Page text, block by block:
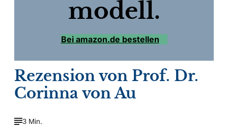
modell.
Bei amazon.de bestellen
Rezension von Prof. Dr.
Corinna von Au
3 Min.